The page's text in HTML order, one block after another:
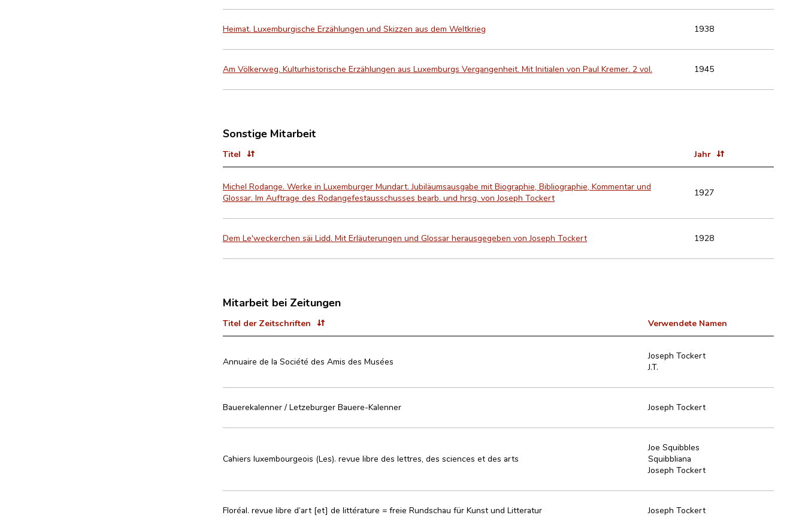
Heimat. Luxemburgische Erzählungen und Skizzen aus dem Weltkrieg 1938
Am Völkerweg. Kulturhistorische Erzählungen aus Luxemburgs Vergangenheit. Mit Initialen von Paul Kremer. 2 vol. 1945
Sonstige Mitarbeit
Titel Jahr
Michel Rodange. Werke in Luxemburger Mundart. Jubiläumsausgabe mit Biographie, Bibliographie, Kommentar und
Glossar. Im Auftrage des Rodangefestausschusses bearb. und hrsg. von Joseph Tockert
1927
Dem Le'weckerchen säi Lidd. Mit Erläuterungen und Glossar herausgegeben von Joseph Tockert 1928
Mitarbeit bei Zeitungen
Titel der Zeitschriften Verwendete Namen
Annuaire de la Société des Amis des Musées
Joseph Tockert
J.T.
Bauerekalenner / Letzeburger Bauere-Kalenner Joseph Tockert
Cahiers luxembourgeois (Les). revue libre des lettres, des sciences et des arts
Joe Squibbles
Squibbliana
Joseph Tockert
Floréal. revue libre d’art [et] de littérature = freie Rundschau für Kunst und Litteratur Joseph Tockert